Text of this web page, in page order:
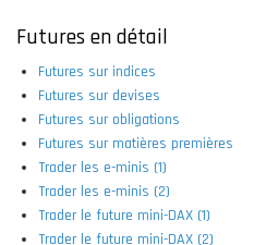
Futures en détail
Futures sur indices
Futures sur devises
Futures sur obligations
Futures sur matières premières
Trader les e-minis (1)
Trader les e-minis (2)
Trader le future mini-DAX (1)
Trader le future mini-DAX (2)